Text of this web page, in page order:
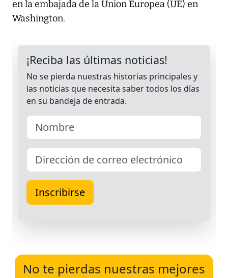
en la embajada de la Union Europea (UE) en
Washington.
No te pierdas nuestras mejores